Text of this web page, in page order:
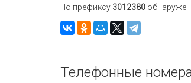
По префиксу 3012380
Телефонные